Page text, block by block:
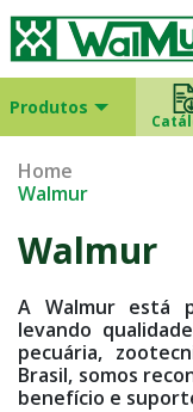
Produtos
Home
Walmur
Walmur
A Walmur está
levando
pecuária,
Brasil, somos
benefício e